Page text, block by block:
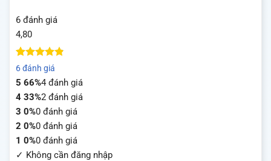
6 đánh giá
4,80
4.8trên 5
dựa trên
5
đánh giá
6 đánh giá
5 66%4 đánh giá
4 33%2 đánh giá
3 0%0 đánh giá
2 0%0 đánh giá
1 0%0 đánh giá
✓ Không cần đăng nhập